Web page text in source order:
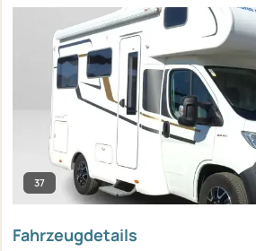
37
Fahrzeugdetails